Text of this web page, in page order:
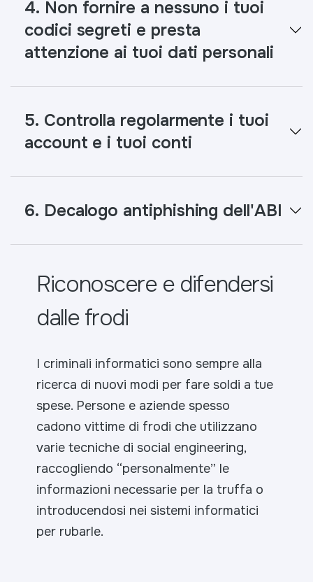
4. Non fornire a nessuno i tuoi
codici segreti e presta
attenzione ai tuoi dati personali
5. Controlla regolarmente i tuoi
account e i tuoi conti
6. Decalogo antiphishing dell'ABI
Riconoscere e difendersi
dalle frodi
I criminali informatici sono sempre alla
ricerca di nuovi modi per fare soldi a tue
spese. Persone e aziende spesso
cadono vittime di frodi che utilizzano
varie tecniche di social engineering,
raccogliendo “personalmente” le
informazioni necessarie per la truffa o
introducendosi nei sistemi informatici
per rubarle.